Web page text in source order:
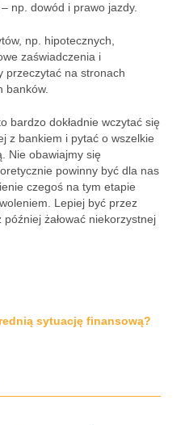
np. dowód i prawo jazdy.
np. hipotecznych,
zaświadczenia i
przeczytać na stronach
banków.
bardzo dokładnie wczytać się
z bankiem i pytać o wszelkie
Nie obawiajmy się
powinny być dla nas
czegoś na tym etapie
Lepiej być przez
żałować niekorzystnej
sytuację finansową?